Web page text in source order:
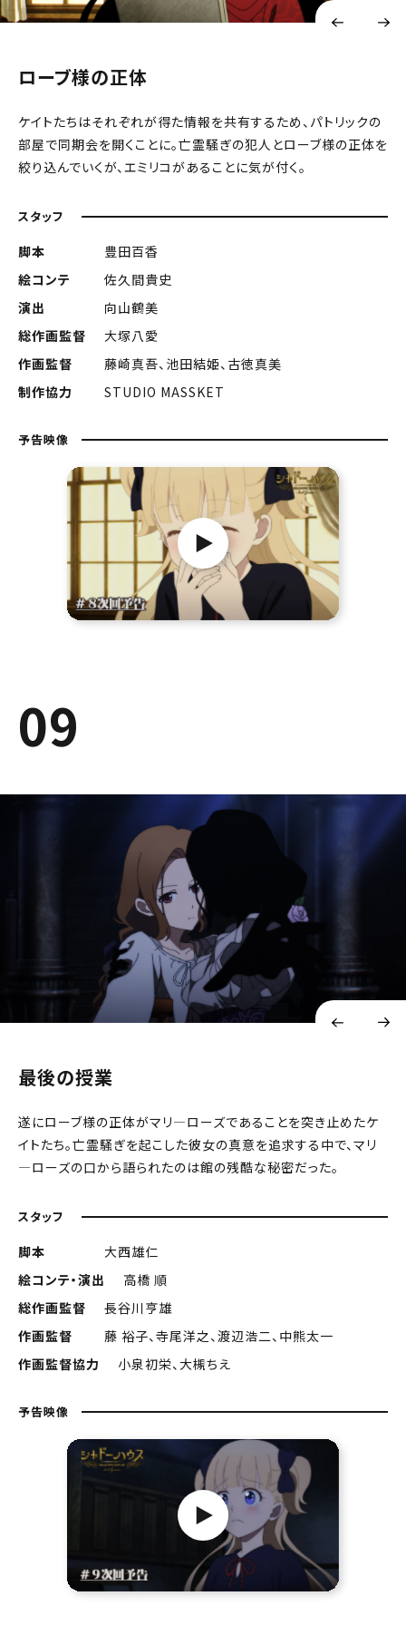
ローブ様の正体
ケイトたちはそれぞれが得た情報を共有するため、パトリックの
部屋で同期会を開くことに。亡霊騒ぎの犯人とローブ様の正体を
絞り込んでいくが、エミリコがあることに気が付く。
スタッフ
脚本
豊田百香
絵コンテ
佐久間貴史
演出
向山鶴美
総作画監督
大塚八愛
作画監督
藤崎真吾、池田結姫、古徳真美
制作協力
STUDIO MASSKET
予告映像
09
最後の授業
遂にローブ様の正体がマリ―ローズであることを突き止めたケ
イトたち。亡霊騒ぎを起こした彼女の真意を追求する中で、マリ
―ローズの口から語られたのは館の残酷な秘密だった。
スタッフ
脚本
大西雄仁
絵コンテ・演出
高橋 順
総作画監督
長谷川亨雄
作画監督
藤 裕子、寺尾洋之、渡辺浩二、中熊太一
作画監督協力
小泉初栄、大槻ちえ
予告映像